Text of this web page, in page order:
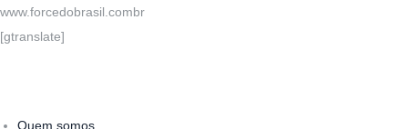
www.forcedobrasil.combr
[gtranslate]
Quem somos